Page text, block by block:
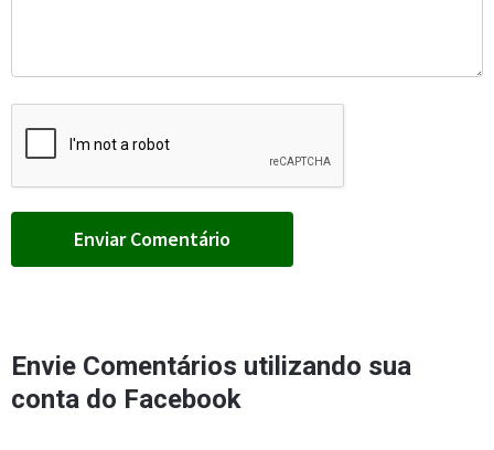
Envie Comentários utilizando sua
conta do Facebook